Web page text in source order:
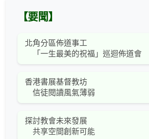
【要聞】
北角分區佈道事工
「一生最美的祝福」巡迴佈道會
香港書展基督教坊
信徒閱讀風氣薄弱
探討教會未來發展
共享空間創新可能